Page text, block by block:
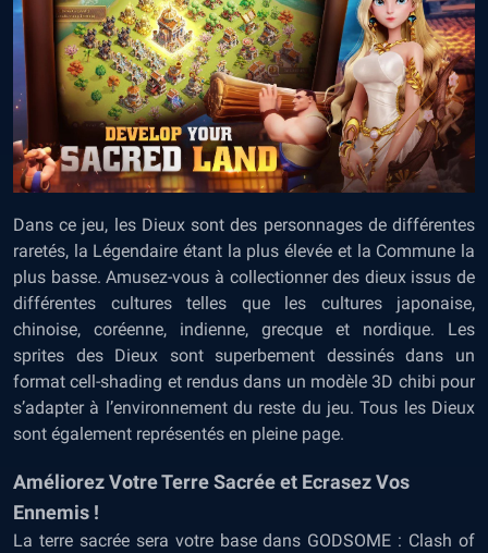
Dans ce jeu, les Dieux sont des personnages de différentes
raretés, la Légendaire étant la plus élevée et la Commune la
plus basse. Amusez-vous à collectionner des dieux issus de
différentes cultures telles que les cultures japonaise,
chinoise, coréenne, indienne, grecque et nordique. Les
sprites des Dieux sont superbement dessinés dans un
format cell-shading et rendus dans un modèle 3D chibi pour
s’adapter à l’environnement du reste du jeu. Tous les Dieux
sont également représentés en pleine page.
Améliorez Votre Terre Sacrée et Ecrasez Vos
Ennemis !
La terre sacrée sera votre base dans GODSOME : Clash of